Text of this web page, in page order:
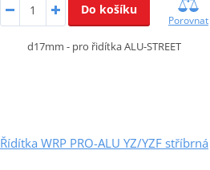
Do košíku
Porovnat
d17mm - pro řidítka ALU-STREET
Řídítka WRP PRO-ALU YZ/YZF stříbrná